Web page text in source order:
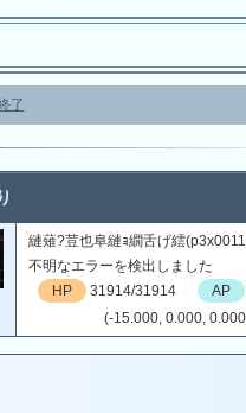
了
縺薙?荳也阜縺ｮ繝舌げ繧
不明なエラーを検出しました
HP
31914/31914 AP
(-15.000, 0.000,